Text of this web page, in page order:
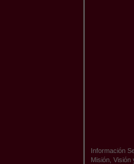
Información
Misión, Visión